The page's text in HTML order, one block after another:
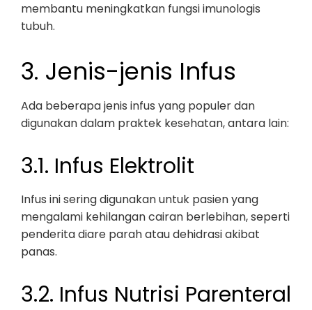
membantu meningkatkan fungsi imunologis
tubuh.
3. Jenis-jenis Infus
Ada beberapa jenis infus yang populer dan
digunakan dalam praktek kesehatan, antara lain:
3.1. Infus Elektrolit
Infus ini sering digunakan untuk pasien yang
mengalami kehilangan cairan berlebihan, seperti
penderita diare parah atau dehidrasi akibat
panas.
3.2. Infus Nutrisi Parenteral